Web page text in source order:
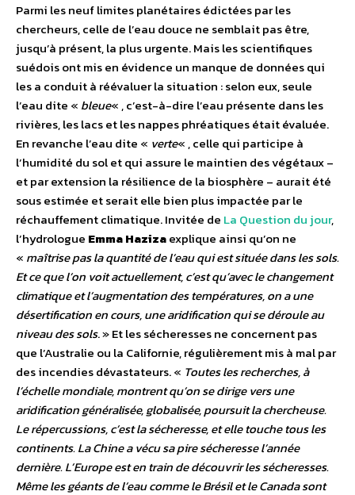
Parmi les neuf limites planétaires édictées par les
chercheurs, celle de l’eau douce ne semblait pas être,
jusqu’à présent, la plus urgente. Mais les scientifiques
suédois ont mis en évidence un manque de données qui
les a conduit à réévaluer la situation : selon eux, seule
l’eau dite « bleue« , c’est-à-dire l’eau présente dans les
rivières, les lacs et les nappes phréatiques était évaluée.
En revanche l’eau dite « verte« , celle qui participe à
l’humidité du sol et qui assure le maintien des végétaux –
et par extension la résilience de la biosphère – aurait été
sous estimée et serait elle bien plus impactée par le
réchauffement climatique. Invitée de La Question du jour,
l’hydrologue Emma Hazizaexplique ainsi qu’on ne
« maîtrise pas la quantité de l’eau qui est située dans les sols.
Et ce que l’on voit actuellement, c’est qu’avec le changement
climatique et l’augmentation des températures, on a une
désertification en cours, une aridification qui se déroule au
niveau des sols. » Et les sécheresses ne concernent pas
que l’Australie ou la Californie, régulièrement mis à mal par
des incendies dévastateurs. « Toutes les recherches, à
l’échelle mondiale, montrent qu’on se dirige vers une
aridification généralisée, globalisée, poursuit la chercheuse.
Le répercussions, c’est la sécheresse, et elle touche tous les
continents. La Chine a vécu sa pire sécheresse l’année
dernière. L’Europe est en train de découvrir les sécheresses.
Même les géants de l’eau comme le Brésil et le Canada sont